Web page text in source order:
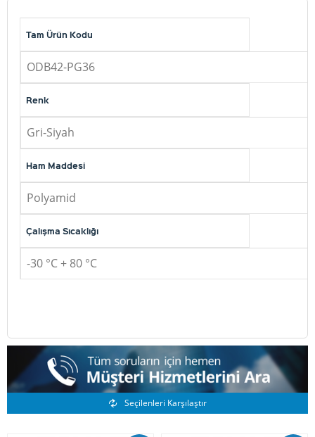
Tam Ürün Kodu
ODB42-PG36
Renk
Gri-Siyah
Ham Maddesi
Polyamid
Çalışma Sıcaklığı
-30 °C + 80 °C
Benzer Ürünler
Seçilenleri Karşılaştır